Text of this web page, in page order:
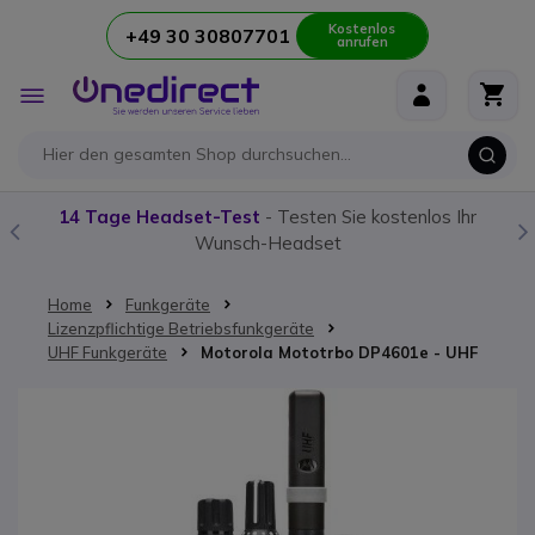
Zum Inhalt springen+49 30 30807701 Kostenlos
anrufen
Navigation
umschalten
14 Tage Headset-Test - Testen Sie kostenlos Ihr
Wunsch-Headset
Home
Funkgeräte
Lizenzpflichtige Betriebsfunkgeräte
UHF Funkgeräte
Motorola Mototrbo DP4601e - UHF